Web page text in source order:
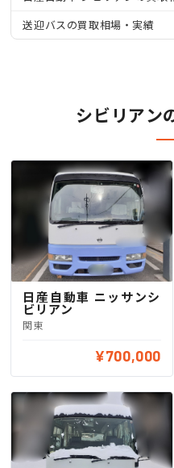
送迎バスの買取相場・実績
シビリアン
日産自動車 ニッサンシ
ビリアン
関東
¥700,000